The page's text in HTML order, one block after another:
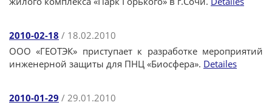
2010-02-18 / 18.02.2010
ООО «ГЕОТЭК» приступает к разработке мероприятий
инженерной защиты для ПНЦ «Биосфера». Detailes
2010-01-29 / 29.01.2010